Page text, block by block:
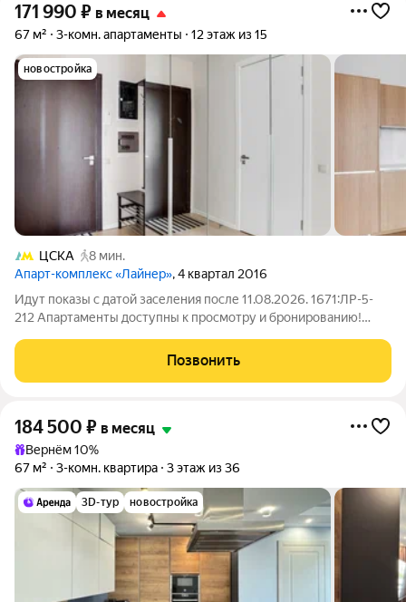
171 990 ₽ в месяц
67 м² 3-комн. апартаменты 12 этаж из 15
новостройка
ЦСКА
8 мин.
Апарт-комплекс «Лайнер», 4 квартал 2016
Идут показы с датой заселения после 11.08.2026. 1671:ЛР-5-
212 Апартаменты доступны к просмотру и бронированию!
в арендном доме «Лайнер» от ДОМ.РФ. Без комиссии!
Рассрочка на 3 месяца!
Позвонить
184 500 ₽ в месяц
Вернём 10%
67 м²
3-комн. квартира 3 этаж из 36
3D-тур новостройка